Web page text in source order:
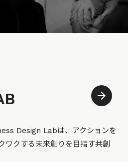
Design Labは、アクションを
ワクする未来創りを目指す共創